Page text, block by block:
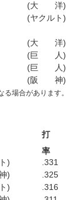
(大 洋)
(ヤクルト)
(大 洋)
(巨 人)
(巨 人)
(阪 神)
場合があります。
打
率
) .331
) .325
) .316